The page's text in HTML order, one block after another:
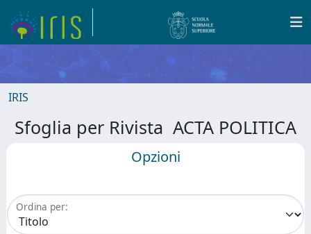
IRIS
Sfoglia per Rivista ACTA POLITICA
Opzioni
Ordina per: